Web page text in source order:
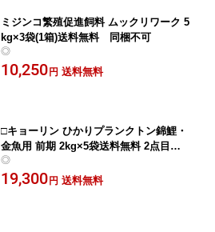
ミジンコ繁殖促進飼料 ムックリワーク 5
kg×3袋(1箱)送料無料 同梱不可
◎
10,250 円 送料無料
□キョーリン ひかりプランクトン錦鯉・
金魚用 前期 2kg×5袋送料無料 2点目よ
り100円引
◎
19,300 円 送料無料